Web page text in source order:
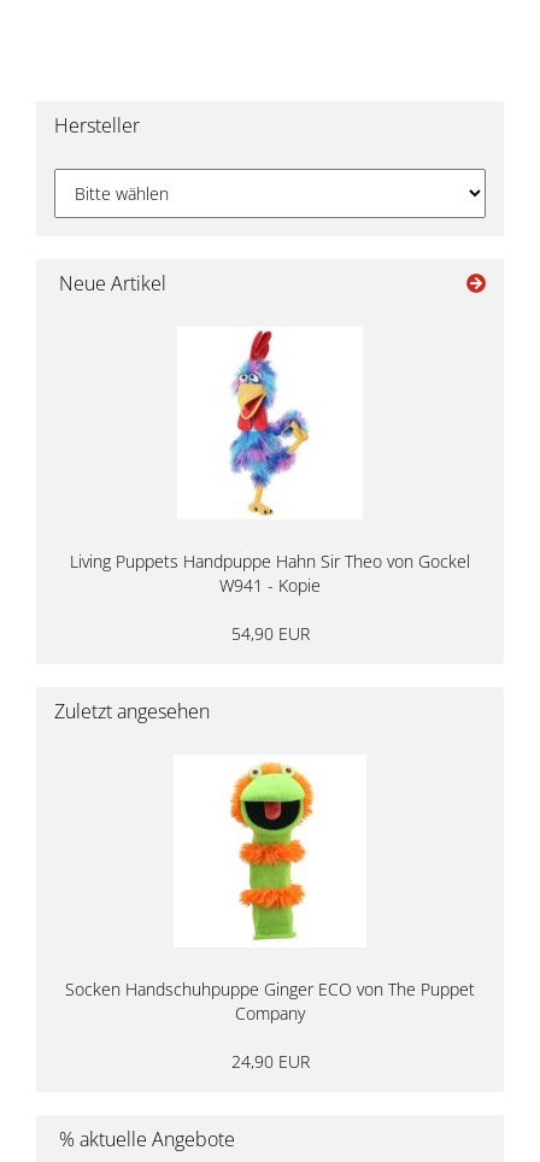
Hersteller
Neue Artikel
Living Puppets Handpuppe Hahn Sir Theo von Gockel
W941 - Kopie
54,90 EUR
Zuletzt angesehen
Socken Handschuhpuppe Ginger ECO von The Puppet
Company
24,90 EUR
% aktuelle Angebote